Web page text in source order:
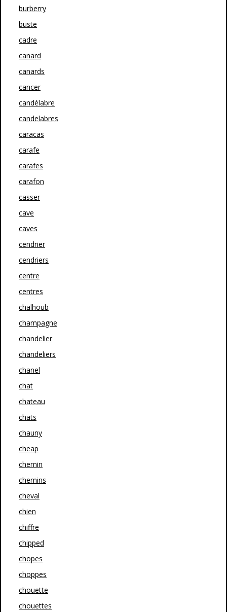
burberry
buste
cadre
canard
canards
cancer
candélabre
candelabres
caracas
carafe
carafes
carafon
casser
cave
caves
cendrier
cendriers
centre
centres
chalhoub
champagne
chandelier
chandeliers
chanel
chat
chateau
chats
chauny
cheap
chemin
chemins
cheval
chien
chiffre
chipped
chopes
choppes
chouette
chouettes